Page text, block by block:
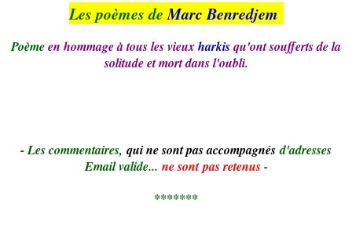
Les poèmes deMarc Benredjem
Poèmeen hommage à tous les vieuxharkisqu'ont soufferts de la
solitude et mort dans l'oubli.
- Les commentaires, qui ne sont pas accompagnésd'adresses
Email valide... ne sont pas retenus -
*******